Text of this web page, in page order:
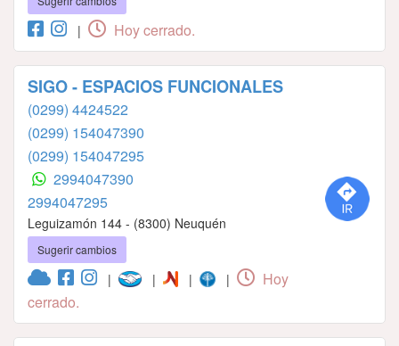
| Hoy cerrado.
SIGO - ESPACIOS FUNCIONALES
(0299) 4424522
(0299) 154047390
(0299) 154047295
2994047390
2994047295
Leguizamón 144 - (8300) Neuquén
Sugerir cambios
| | | |
Hoy
cerrado.